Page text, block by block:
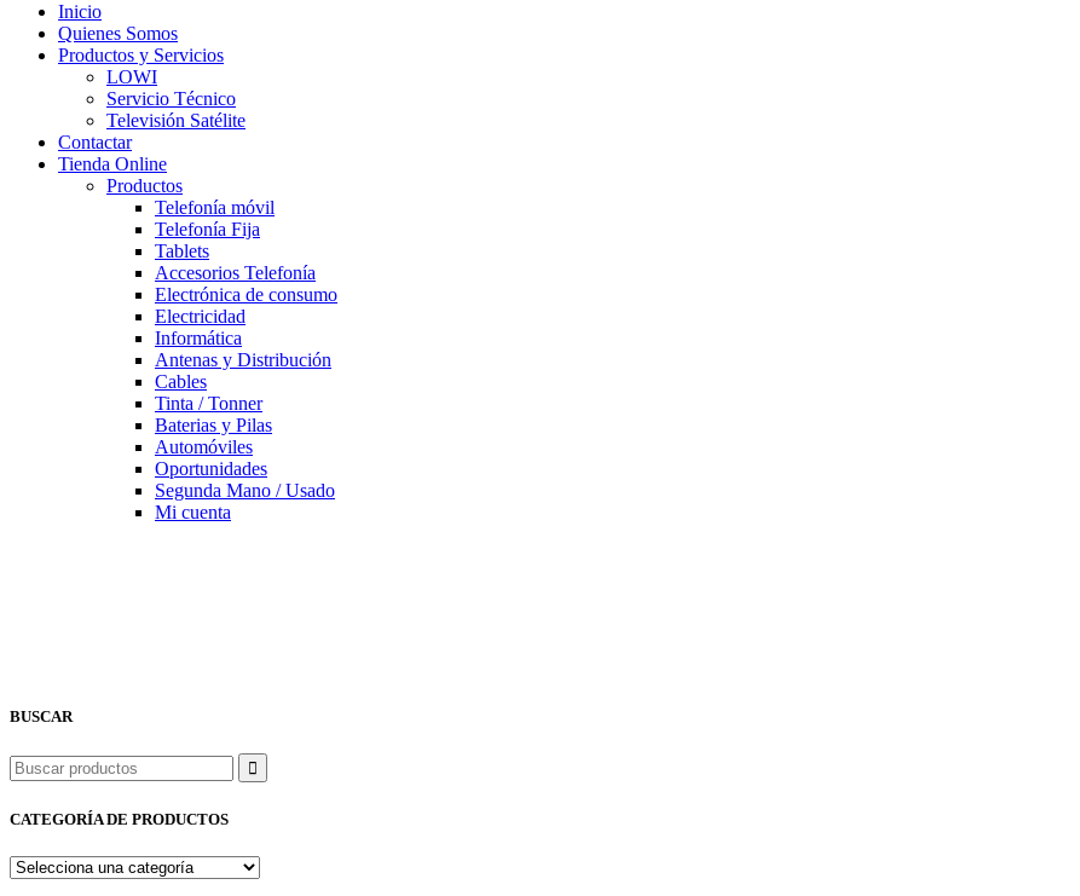
Inicio
Quienes Somos
Productos y Servicios
LOWI
Servicio Técnico
Televisión Satélite
Contactar
Tienda Online
Productos
Telefonía móvil
Telefonía Fija
Tablets
Accesorios Telefonía
Electrónica de consumo
Electricidad
Informática
Antenas y Distribución
Cables
Tinta / Tonner
Baterias y Pilas
Automóviles
Oportunidades
Segunda Mano / Usado
Mi cuenta
BUSCAR
Buscar
CATEGORÍA DE PRODUCTOS